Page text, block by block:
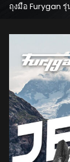
ถุงมือ Furygan รุ่